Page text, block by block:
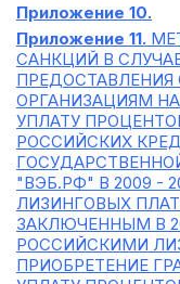
Приложение 10.
Приложение 11.
САНКЦИЙ В
ОРГАНИЗАЦИЯМ
УПЛАТУ
РОССИЙСКИХ
"ВЭБ.РФ" В 2009 -
ЛИЗИНГОВЫХ
ЗАКЛЮЧЕННЫМ В
РОССИЙСКИМИ
ПРИОБРЕТЕНИЕ